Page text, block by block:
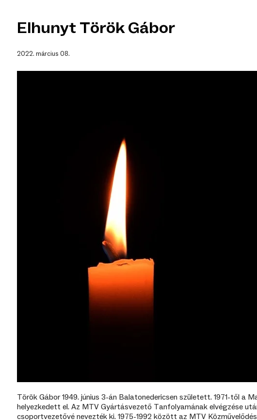
Elhunyt Török Gábor
2022. március 08.
Török Gábor 1949. június 3-án Balatonedericsen született. 1971-től a
helyezkedett el. Az MTV Gyártásvezető Tanfolyamának elvégzése
csoportvezetővé nevezték ki. 1975-1992 között az MTV